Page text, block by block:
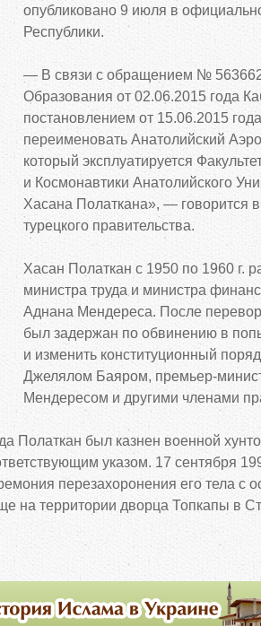
опубликовано 9 июля в
Республики.
— В связи с обращением №
Образования от 02.06.2015 года
постановлением от 15.06.2015
переименовать Анатолийский
который эксплуатируется
и Космонавтики Анатолийского
Хасана Полаткана», — говорится в
турецкого правительства.
Хасан Полаткан с 1950 по 1960 г.
министра труда и министра
Аднана Мендереса. После
был задержан по обвинению в
и изменить конституционный
Джелялом Баяром, премьер-
Мендересом и другими членами
Полаткан был казнен военной
указом. 17 сентября
перезахоронения его тела с
на территории дворца Топкапы в